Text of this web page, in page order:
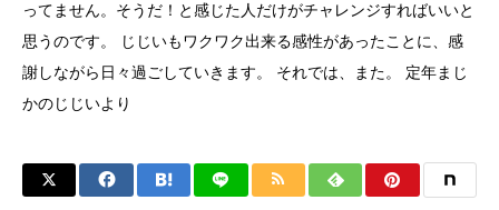
ってません。そうだ！と感じた人だけがチャレンジすればいいと
思うのです。 じじいもワクワク出来る感性があったことに、感
謝しながら日々過ごしていきます。 それでは、また。 定年まじ
かのじじいより